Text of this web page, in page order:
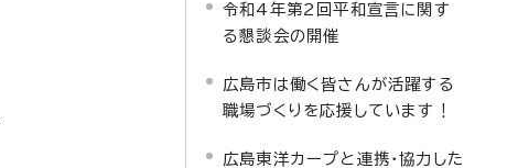
令和4年第2回平和宣言に関す
る懇談会の開催
広島市は働く皆さんが活躍する
職場づくりを応援しています！
広島東洋カープと連携・協力した